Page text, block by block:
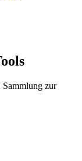
Sammlung zur